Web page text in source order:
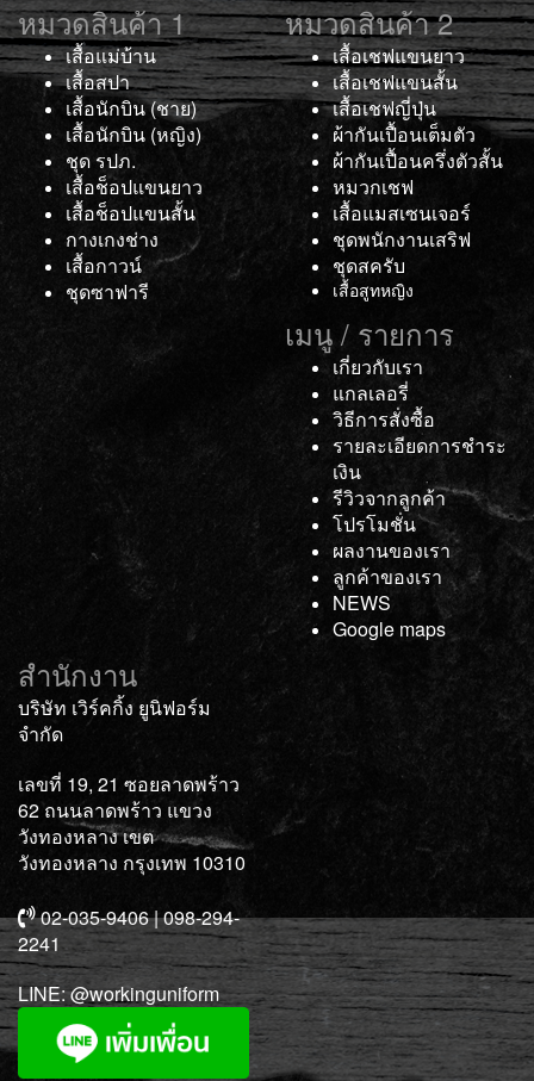
หมวดสินค้า 1
เสื้อแม่บ้าน
เสื้อสปา
เสื้อนักบิน (ชาย)
เสื้อนักบิน (หญิง)
ชุด รปภ.
เสื้อช็อปแขนยาว
เสื้อช็อปแขนสั้น
กางเกงช่าง
เสื้อกาวน์
ชุดซาฟารี
หมวดสินค้า 2
เสื้อเชฟแขนยาว
เสื้อเชฟแขนสั้น
เสื้อเชฟญี่ปุ่น
ผ้ากันเปื้อนเต็มตัว
ผ้ากันเปื้อนครึ่งตัวสั้น
หมวกเชฟ
เสื้อแมสเซนเจอร์
ชุดพนักงานเสริฟ
ชุดสครับ
เสื้อสูทหญิง
เมนู / รายการ
เกี่ยวกับเรา
แกลเลอรี่
วิธีการสั่งซื้อ
รายละเอียดการชำระ
เงิน
รีวิวจากลูกค้า
โปรโมชั่น
ผลงานของเรา
ลูกค้าของเรา
NEWS
Google maps
สำนักงาน
บริษัท เวิร์คกิ้ง ยูนิฟอร์ม
จำกัด
เลขที่ 19, 21 ซอยลาดพร้าว
62 ถนนลาดพร้าว แขวง
วังทองหลาง เขต
วังทองหลาง กรุงเทพ 10310
02-035-9406 | 098-294-
2241
LINE:@workinguniform